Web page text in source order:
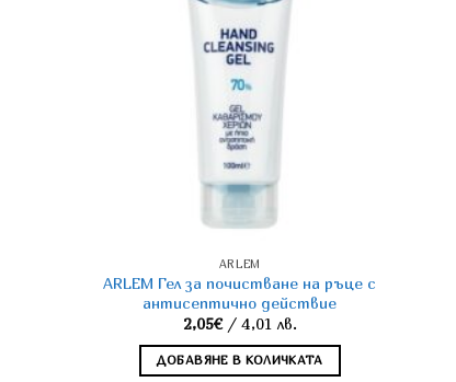
ARLEM
ARLEM Гел за почистване на ръце с
антисептично действие
2,05€/ 4,01 лв.
ДОБАВЯНЕ В КОЛИЧКАТА